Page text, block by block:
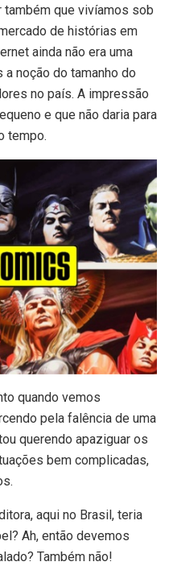
que vivíamos sob
de histórias em
ainda não era uma
noção do tamanho do
no país. A impressão
e que não daria para
tempo.
quando vemos
pela falência de uma
querendo apaziguar os
bem complicadas,
aqui no Brasil, teria
Ah, então devemos
Também não!